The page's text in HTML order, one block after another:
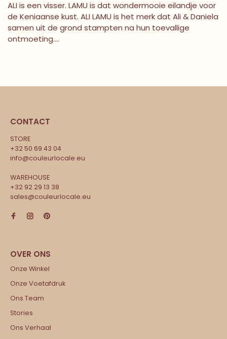
ALI is een visser. LAMU is dat wondermooie eilandje voor
de Keniaanse kust. ALI LAMU is het merk dat Ali & Daniela
samen uit de grond stampten na hun toevallige
ontmoeting....
CONTACT
STORE
+32 50 69 43 04
info@couleurlocale.eu
WAREHOUSE
+32 92 29 13 38
sales@couleurlocale.eu
Onze Winkel
Onze Voetafdruk
Ons Team
Stories
Ons Verhaal